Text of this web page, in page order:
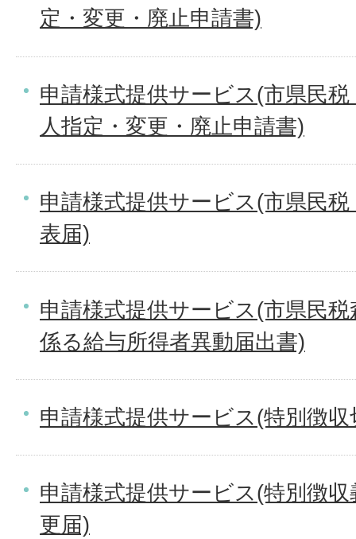
定・変更・廃止申請書)
申請様式提供サービス(市県民
人指定・変更・廃止申請書)
申請様式提供サービス(市県民
表届)
申請様式提供サービス(市県民
係る給与所得者異動届出書)
申請様式提供サービス(特別徴
申請様式提供サービス(特別徴
更届)